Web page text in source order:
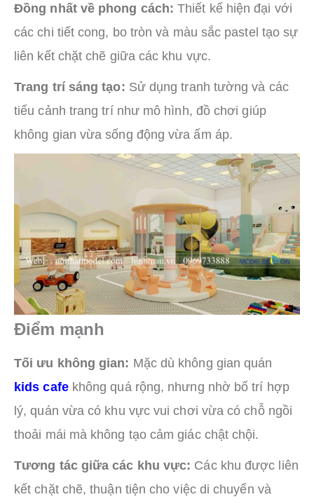
Đồng nhất về phong cách:Thiết kế hiện đại với
các chi tiết cong, bo tròn và màu sắc pastel tạo sự
liên kết chặt chẽ giữa các khu vực.
Trang trí sáng tạo: Sử dụng tranh tường và các
tiểu cảnh trang trí như mô hình, đồ chơi giúp
không gian vừa sống động vừa ấm áp.
Điểm mạnh
Tối ưu không gian: Mặc dù không gian quán
kids cafekhông quá rộng, nhưng nhờ bố trí hợp
lý, quán vừa có khu vực vui chơi vừa có chỗ ngồi
thoải mái mà không tạo cảm giác chật chội.
Tương tác giữa các khu vực: Các khu được liên
kết chặt chẽ, thuận tiện cho việc di chuyển và